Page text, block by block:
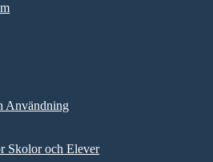
Användning
Skolor och Elever